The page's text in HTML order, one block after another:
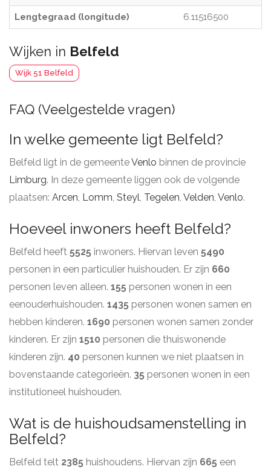
Lengtegraad (longitude) 6.11516500
Wijken in Belfeld
Wijk 51 Belfeld
FAQ (Veelgestelde vragen)
In welke gemeente ligt Belfeld?
Belfeld ligt in de gemeenteVenlo binnen de provincie
Limburg. In deze gemeente liggen ook de volgende
plaatsen: Arcen, Lomm, Steyl, Tegelen, Velden, Venlo.
Hoeveel inwoners heeft Belfeld?
Belfeld heeft 5525 inwoners. Hiervan leven 5490
personen in een particulier huishouden. Er zijn 660
personen leven alleen. 155 personen wonen in een
eenouderhuishouden. 1435 personen wonen samen en
hebben kinderen. 1690 personen wonen samen zonder
kinderen. Er zijn 1510 personen die thuiswonende
kinderen zijn. 40 personen kunnen we niet plaatsen in
bovenstaande categorieën. 35 personen wonen in een
institutioneel huishouden.
Wat is de huishoudsamenstelling in
Belfeld?
Belfeld telt 2385 huishoudens. Hiervan zijn 665 een